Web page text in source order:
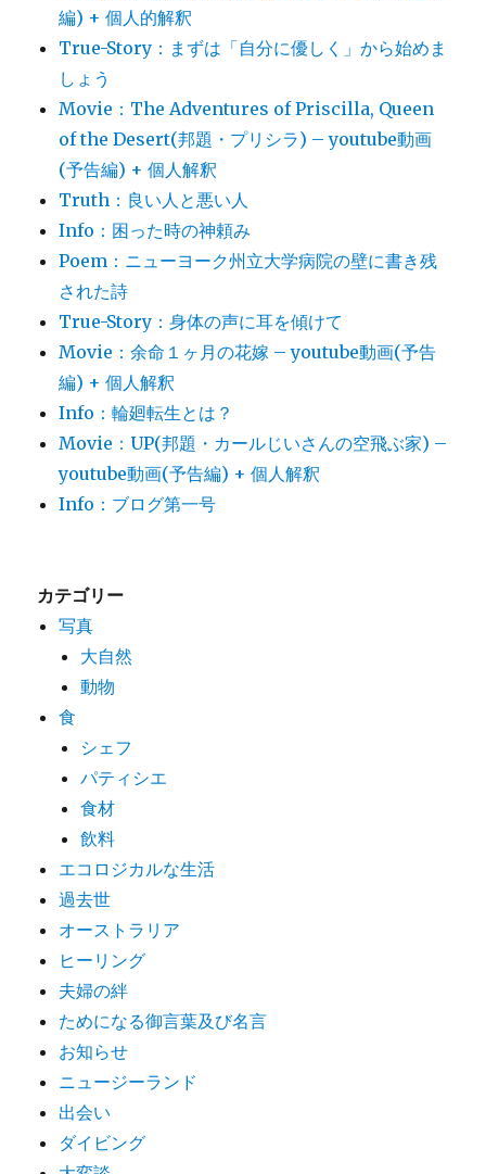
編) + 個人的解釈
True-Story：まずは「自分に優しく」から始めま
しょう
Movie：The Adventures of Priscilla, Queen
of the Desert(邦題・プリシラ) – youtube動画
(予告編) + 個人解釈
Truth：良い人と悪い人
Info：困った時の神頼み
Poem：ニューヨーク州立大学病院の壁に書き残
された詩
True-Story：身体の声に耳を傾けて
Movie：余命１ヶ月の花嫁 – youtube動画(予告
編) + 個人解釈
Info：輪廻転生とは？
Movie：UP(邦題・カールじいさんの空飛ぶ家) –
youtube動画(予告編) + 個人解釈
Info：ブログ第一号
カテゴリー
写真
大自然
動物
食
シェフ
パティシエ
食材
飲料
エコロジカルな生活
過去世
オーストラリア
ヒーリング
夫婦の絆
ためになる御言葉及び名言
お知らせ
ニュージーランド
出会い
ダイビング